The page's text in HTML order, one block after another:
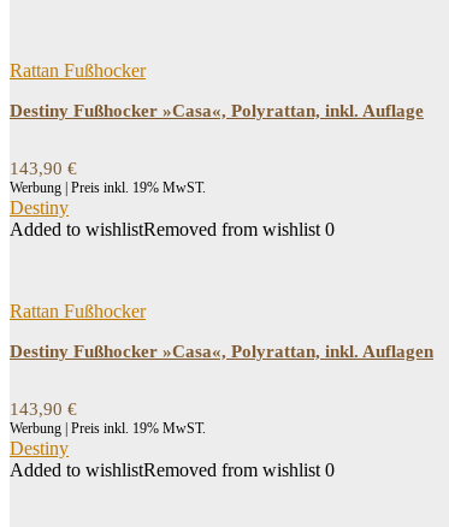
Rattan Fußhocker
Destiny Fußhocker »Casa«, Polyrattan, inkl. Auflage
143,90 €
Werbung | Preis inkl. 19% MwST.
Destiny
Added to wishlistRemoved from wishlist 0
Rattan Fußhocker
Destiny Fußhocker »Casa«, Polyrattan, inkl. Auflagen
143,90 €
Werbung | Preis inkl. 19% MwST.
Destiny
Added to wishlistRemoved from wishlist 0